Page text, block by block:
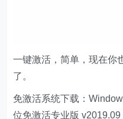
一键激活，简单，现在你
了。
免激活系统下载：
位免激活专业版 v2019.09